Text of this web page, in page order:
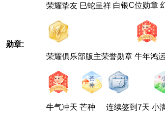
勋章:
荣耀挚友 巳蛇呈祥 白银C位勋章
荣耀俱乐部版主荣誉勋章 牛年鸿运
牛气冲天 芒种 连续签到7天 小